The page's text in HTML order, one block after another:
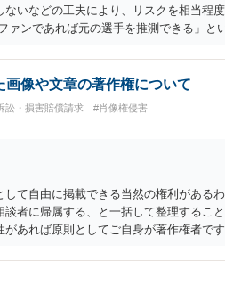
いなどの工夫により、リスクを相当程
ァンであれば元の選手を推測できる」と
一定の影響を与える可能性がありますが
に「専ら顧客吸引力の利用を目的とする
「表現の自由」「創作物」としての側
は「商業利用」としての色彩が強まり
く事項については、公開の場でアドバイ
相談されることも一つかと存じます。
像や文章の著作権について
訟・損害賠償請求 #肖像権侵害
て自由に掲載できる当然の権利があるわ
者に帰属する、と一括して整理するこ
あれば原則としてご自身が著作権者で
ト等が含まれる場合には、その表現部
撮影者に、肖像に関する権利は被写体本